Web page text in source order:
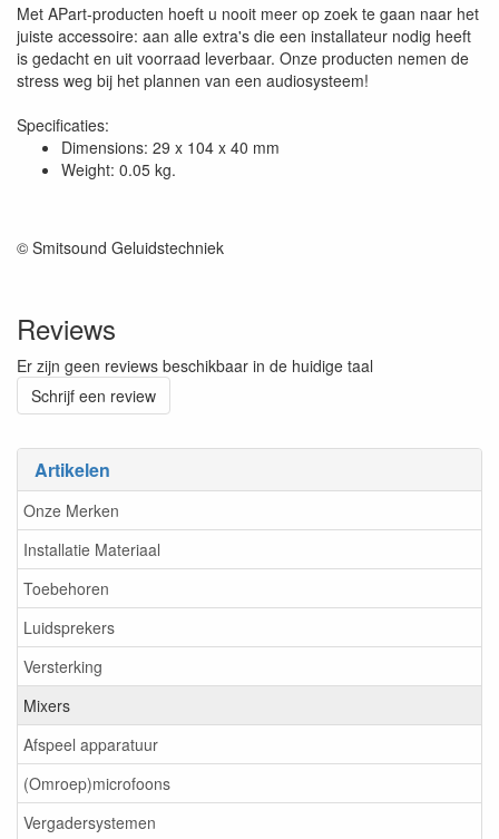
Artikelen
Onze Merken
Installatie Materiaal
Toebehoren
Luidsprekers
Versterking
Mixers
Afspeel apparatuur
(Omroep)microfoons
Vergadersystemen
Met APart-producten hoeft u nooit meer op zoek te gaan naar het
juiste accessoire: aan alle extra's die een installateur nodig heeft
is gedacht en uit voorraad leverbaar. Onze producten nemen de
stress weg bij het plannen van een audiosysteem!
Specificaties:
Dimensions: 29 x 104 x 40 mm
Weight: 0.05 kg.
© Smitsound Geluidstechniek
Reviews
Er zijn geen reviews beschikbaar in de huidige taal
Schrijf een review